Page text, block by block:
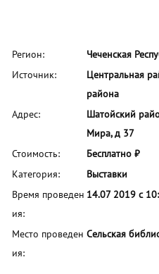
Регион:
Чеченская
Источник:
Центральная
района
Адрес:
Шатойский
Мира, д 37
Стоимость:
Бесплатно ₽
Категория:
Выставки
Время проведен
ия:
14.07 2019 с
Место проведен
ия:
Сельская